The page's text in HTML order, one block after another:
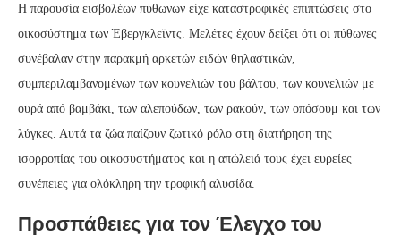
Η παρουσία εισβολέων πύθωνων είχε καταστροφικές επιπτώσεις στο
οικοσύστημα των Έβεργκλεϊντς. Μελέτες έχουν δείξει ότι οι πύθωνες
συνέβαλαν στην παρακμή αρκετών ειδών θηλαστικών,
συμπεριλαμβανομένων των κουνελιών του βάλτου, των κουνελιών με
ουρά από βαμβάκι, των αλεπούδων, των ρακούν, των οπόσουμ και των
λύγκες. Αυτά τα ζώα παίζουν ζωτικό ρόλο στη διατήρηση της
ισορροπίας του οικοσυστήματος και η απώλειά τους έχει ευρείες
συνέπειες για ολόκληρη την τροφική αλυσίδα.
Προσπάθειες για τον Έλεγχο του